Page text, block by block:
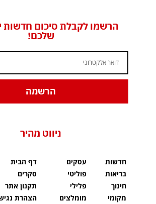
הרשמו לקבלת סיכום חדשות
שלכם!
הרשמה
ניווט מהיר
חדשות
בריאות
חינוך
מקומי
עסקים
פוליטי
פלילי
מומלצים
דף הבית
סקרים
תקנון אתר
הצהרת